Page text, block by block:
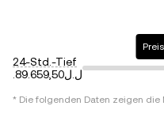
24-Std.-Tief
.ل.ل89.659,50
* Die folgenden Daten zeigen die